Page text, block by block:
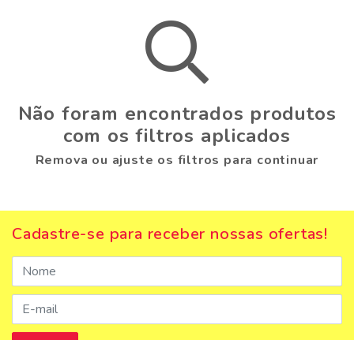
Não foram encontrados produtos
com os filtros aplicados
Remova ou ajuste os filtros para continuar
Cadastre-se para receber nossas ofertas!